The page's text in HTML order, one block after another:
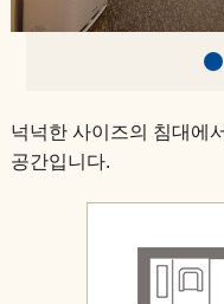
슈페리어 트윈
럭셔리 트윈
이그제큐티브 스위트
덴셜 스위트
넉넉한 사이즈의 침대에
공간입니다.